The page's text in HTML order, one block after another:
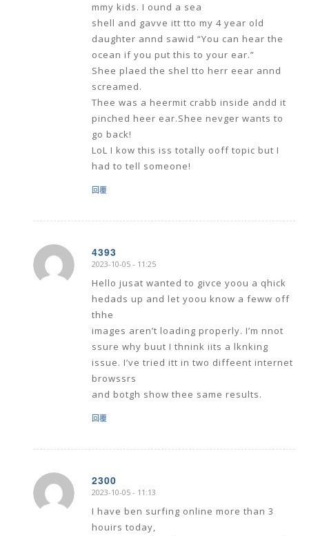
mmy kids. I ound a sea
shell and gavve itt tto my 4 year old
daughter annd sawid “You can hear the
ocean if you put this to your ear.”
Shee plaed the shel tto herr eear annd
screamed.
Thee was a heermit crabb inside andd it
pinched heer ear.Shee nevger wants to
go back!
LoL I kow this iss totally ooff topic but I
had to tell someone!
回覆
4393
says:
2023-10-05 - 11:25
Hello jusat wanted to givce yoou a qhick
hedads up and let yoou know a feww off
thhe
images aren’t loading properly. I’m nnot
ssure why buut I thnink iits a lknking
issue. I’ve tried itt in two diffeent internet
browssrs
and botgh show thee same results.
回覆
2300
says:
2023-10-05 - 11:13
I have ben surfing online more than 3
houirs today,